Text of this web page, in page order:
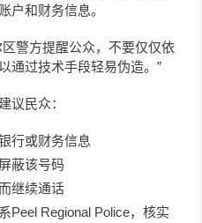
户和财务信息。
警方提醒公众，不要仅仅依
通过技术手段轻易伪造。”
议民众：
行或财务信息
蔽该号码
继续通话
Peel Regional Police，核实